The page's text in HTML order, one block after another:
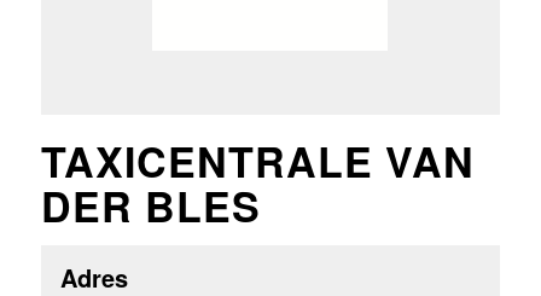
TAXICENTRALE VAN
DER BLES
Adres